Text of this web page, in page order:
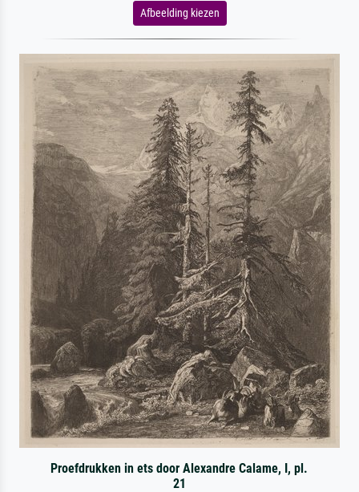
Afbeelding kiezen
Proefdrukken in ets door Alexandre Calame, I, pl.
21